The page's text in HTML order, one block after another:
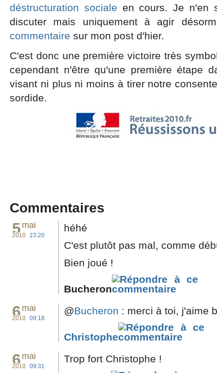
déstructuration sociale en cours. Je n'en
discuter mais uniquement à agir
commentaire sur mon post d'hier.
C'est donc une première victoire très
cependant n'être qu'une première étape
visant ni plus ni moins à tirer notre
sordide.
Commentaires
5mai
2010 23:20
héhé
C'est plutôt pas mal, comme
Bien joué !
Bucheron
6mai
2010 09:18
@Bucheron : merci à toi, j'aime
Christophe
6mai
2010 09:31
Trop fort Christophe !